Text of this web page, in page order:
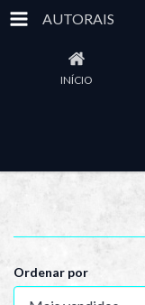
AUTORAIS
INÍCIO
Ordenar por